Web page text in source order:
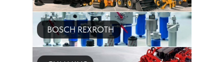
BOSCH REXROTH